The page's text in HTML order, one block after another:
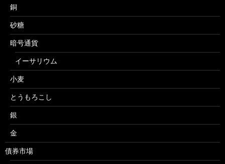
銅
砂糖
暗号通貨
イーサリウム
小麦
とうもろこし
銀
金
債券市場